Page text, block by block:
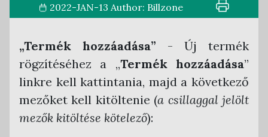
Regisztráció
Felhasználói regisztráció
Cégregisztráció
Megrendelés
Belépés
Felhasználói fiók beállítások
Céges fiók beállítások
Házirend beállítások
Letölthető dokumentumok
Integrációk
NAV adatszolgáltatási beállítások
Ügyviteli program beállítások
API beállítások
Törzsadatok kezelése
Telephelyek
Számlatömbök
2022-JAN-13 Author: Billzone
„Termék hozzáadása” - Új termék
rögzítéséhez a „Termék hozzáadása”
linkre kell kattintania, majd a következő
mezőket kell kitöltenie (a csillaggal jelölt
mezők kitöltése kötelező):